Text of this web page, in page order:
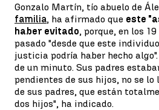
Gonzalo Martín, tío abuelo de
familia, ha afirmado que este
haber evitado, porque, en los
pasado "desde que este
justicia podría haber hecho
de un minuto. Sus padres
pendientes de sus hijos, no se
de sus padres, que están
dos hijos", ha indicado.